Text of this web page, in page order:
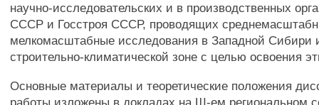
научно-исследовательских и в производственных
СССР и Госстроя СССР, проводящих
мелкомасштабные исследования в Западной Сибири
строительно-климатической зоне с целью освоения
Основные материалы и теоретические положения
работы изложены в докладах на Ш-ем региональном